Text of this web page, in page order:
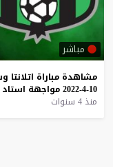
مباشر
مشاهدة مباراة اتلانتا
10-4-2022
مواجهة استاد
منذ 4 سنوات